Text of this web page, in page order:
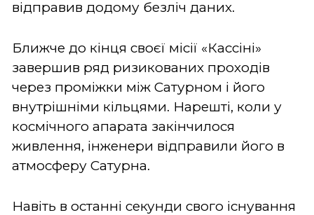
відправив додому безліч даних.
Ближче до кінця своєї місії «Кассіні»
завершив ряд ризикованих проходів
через проміжки між Сатурном і його
внутрішніми кільцями. Нарешті, коли у
космічного апарата закінчилося
живлення, інженери відправили його в
атмосферу Сатурна.
Навіть в останні секунди свого існування